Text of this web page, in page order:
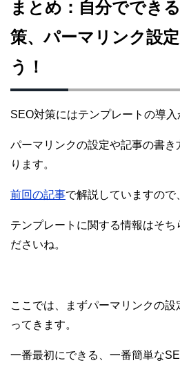
まとめ：自分ででき
策、パーマリンク設
う！
SEO対策にはテンプレートの導入
パーマリンクの設定や記事の書
ります。
前回の記事で解説していますので
テンプレートに関する情報はそち
ださいね。
ここでは、まずパーマリンクの
ってきます。
一番最初にできる、一番簡単な